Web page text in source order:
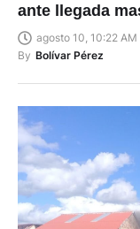
ante llegada
agosto 10, 10:22 AM
By Bolívar Pérez